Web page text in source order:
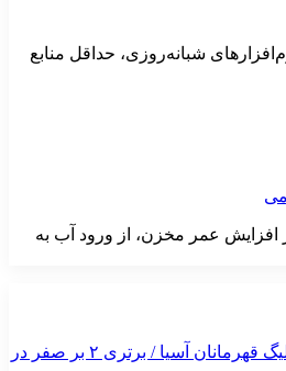
شبانه‌روزی، حداقل منابع
افزایش عمر مخزن، از ورود آب به
آغاز خوب سپاهان در لیگ قهرمانان آسیا / برتری ۲ بر صفر در